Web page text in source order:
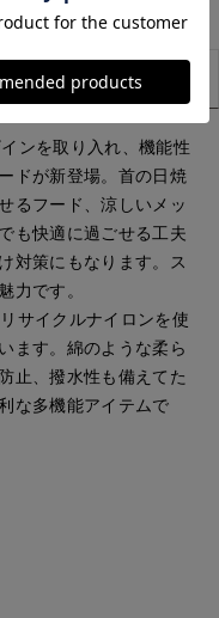
購入レビュー
ンを取り入れ、機能性
ドが新登場。首の日焼
るフード、涼しいメッ
も快適に過ごせる工夫
対策にもなります。ス
力です。
サイクルナイロンを使
ます。綿のような柔ら
止、撥水性も備えてた
な多機能アイテムで